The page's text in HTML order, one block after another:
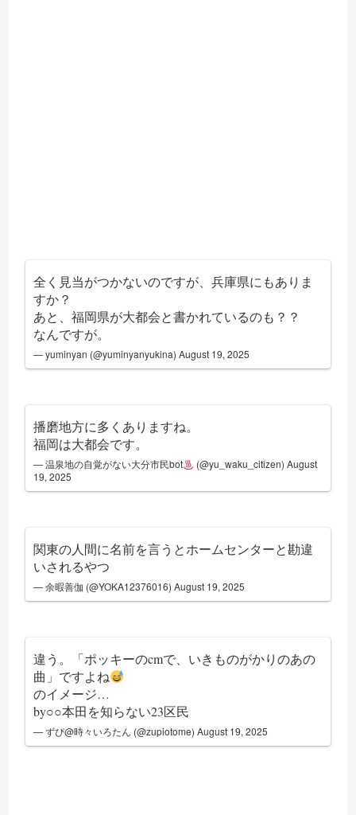
全く見当がつかないのですが、兵庫県にもありま
すか？
あと、福岡県が大都会と書かれているのも？？
なんですが。
— yuminyan (@yuminyanyukina)August 19, 2025
播磨地方に多くありますね。
福岡は大都会です。
— 温泉地の自覚がない大分市民bot (@yu_waku_citizen) August
19, 2025
関東の人間に名前を言うとホームセンターと勘違
いされるやつ
— 余暇善伽 (@YOKA12376016)August 19, 2025
違う。「ポッキーのcmで、いきものがかりのあの
曲」ですよね
のイメージ…
by○○本田を知らない23区民
— ずぴ@時々いろたん (@zupiotome)August 19, 2025